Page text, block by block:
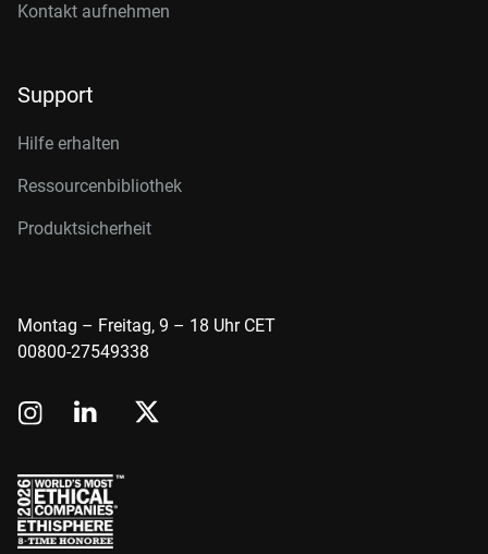
Kontakt aufnehmen
Support
Hilfe erhalten
Ressourcenbibliothek
Produktsicherheit
Montag – Freitag, 9 – 18 Uhr CET
00800-27549338